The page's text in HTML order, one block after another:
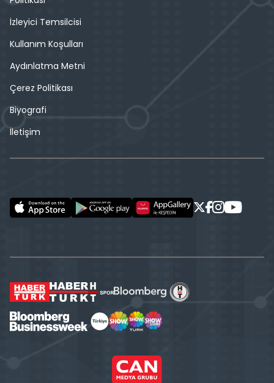
İzleyici Temsilcisi
Kullanım Koşulları
Aydınlatma Metni
Çerez Politikası
Biyografi
İletişim